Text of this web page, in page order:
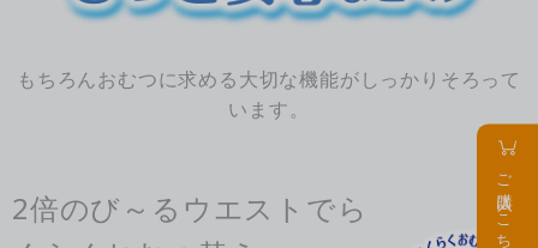
ご購入はこちら
もちろんおむつに求める大切な機能がしっかりそろって
います。
2倍のび～るウエストでら